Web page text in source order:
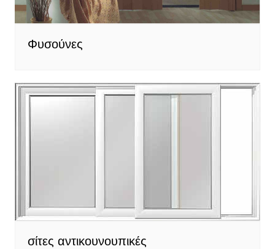
Φυσούνες
σίτες αντικουνουπικές